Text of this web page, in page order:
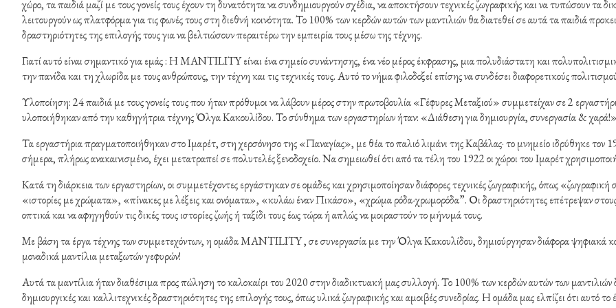
χώρο, τα παιδιά μαζί με τους γονείς τους έχουν τη δυνατότητα να συνδημιουργούν σχέδια, να αποκτήσουν τεχνικές ζωγραφικής και να τυπώσουν τα
λειτουργούν ως πλατφόρμα για τις φωνές τους στη διεθνή κοινότητα. Το 100% των κερδών αυτών των μαντιλιών θα διατεθεί σε αυτά τα παιδιά
δραστηριότητες της επιλογής τους για να βελτιώσουν περαιτέρω την εμπειρία τους μέσω της τέχνης.
Γιατί αυτό είναι σημαντικό για εμάς : Η MANTILITY είναι ένα σημείο συνάντησης, ένα νέο μέρος έκφρασης, μια πολυδιάστατη και
την πανίδα και τη χλωρίδα με τους ανθρώπους, την τέχνη και τις τεχνικές τους. Αυτό το νήμα φιλοδοξεί επίσης να συνδέσει διαφορετικούς
Υλοποίηση: 24 παιδιά με τους γονείς τους που ήταν πρόθυμοι να λάβουν μέρος στην πρωτοβουλία «Γέφυρες Μεταξιού» συμμετείχαν σε 2
υλοποιήθηκαν από την καθηγήτρια τέχνης Όλγα Κακουλίδου. Το σύνθημα των εργαστηρίων ήταν: «Διάθεση για δημιουργία, συνεργασία &
Τα εργαστήρια πραγματοποιήθηκαν στο Ιμαρέτ, στη χερσόνησο της «Παναγίας», με θέα το παλιό λιμάνι της Καβάλας· το μνημείο ιδρύθηκε τον
σήμερα, πλήρως ανακαινισμένο, έχει μετατραπεί σε πολυτελές ξενοδοχείο. Να σημειωθεί ότι από τα τέλη του 1922 οι χώροι του Ιμαρέτ
Κατά τη διάρκεια των εργαστηρίων, οι συμμετέχοντες εργάστηκαν σε ομάδες και χρησιμοποίησαν διάφορες τεχνικές ζωγραφικής, όπως
«ιστορίες με χρώματα», «πίνακες με λέξεις και ονόματα», «κυλάω έναν Πικάσο», «χρώμα ρόδα-χρωμορόδα”. Οι δραστηριότητες επέτρεψαν
οπτικά και να αφηγηθούν τις δικές τους ιστορίες ζωής ή ταξίδι τους έως τώρα ή απλώς να μοιραστούν το μήνυμά τους.
Με βάση τα έργα τέχνης των συμμετεχόντων, η ομάδα MANTILITY , σε συνεργασία με την Όλγα Κακουλίδου, δημιούργησαν διάφορα ψηφιακά
μοναδικά μαντίλια μεταξωτών γεφυρών!
Αυτά τα μαντίλια ήταν διαθέσιμα προς πώληση το καλοκαίρι του 2020 στην διαδικτυακή μας συλλογή. Το 100% των κερδών αυτών των
δημιουργικές και καλλιτεχνικές δραστηριότητες της επιλογής τους, όπως υλικά ζωγραφικής και αμοιβές συνεδρίας. Η ομάδα μας ελπίζει ότι αυτό